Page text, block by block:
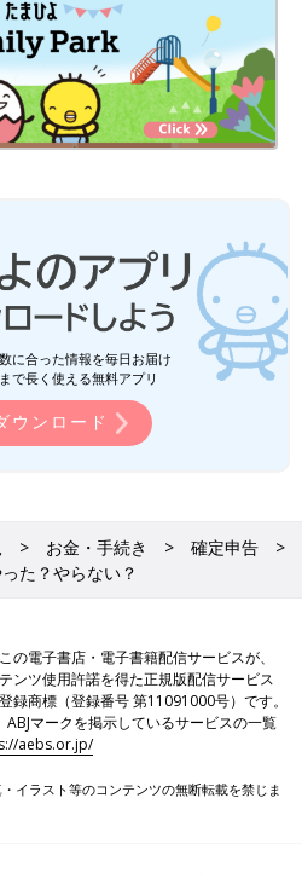
に合った情報を毎日お届け
で長く使える無料アプリ
ウンロード
お金・手続き
確定申告
た？やらない？
の電子書店・電子書籍配信サービスが、
ンツ使用許諾を得た正規版配信サービス
録商標（登録番号 第11091000号）です。
ABJマークを掲示しているサービスの一覧
aebs.or.jp/
イラスト等のコンテンツの無断転載を禁じま